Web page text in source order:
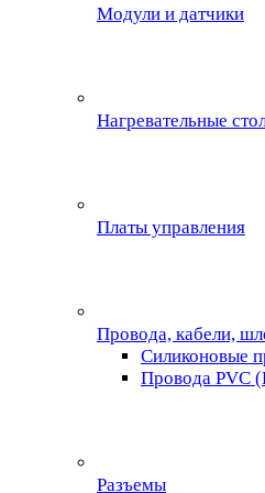
Модули и датчики
Нагревательные
Платы управления
Провода, кабели,
Силиконовые
Провода PVC
Разъемы